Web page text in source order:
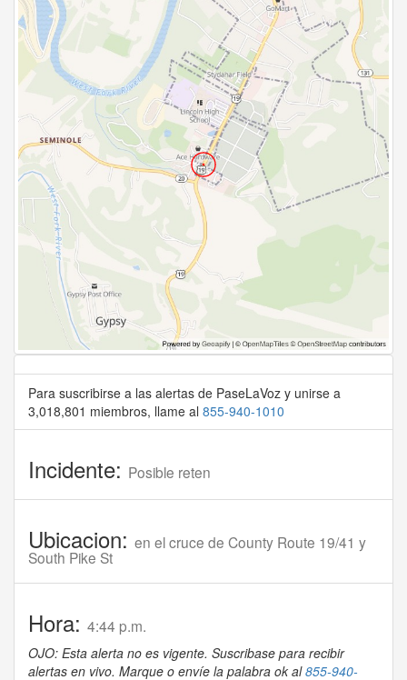
Para suscribirse a las alertas de PaseLaVoz y unirse a
3,018,801 miembros, llame al 855-940-1010
Incidente: Posible reten
Ubicacion: en el cruce de County Route 19/41 y
South Pike St
Hora: 4:44 p.m.
OJO: Esta alerta no es vigente. Suscribase para recibir
alertas en vivo. Marque o envíe la palabra ok al855-940-